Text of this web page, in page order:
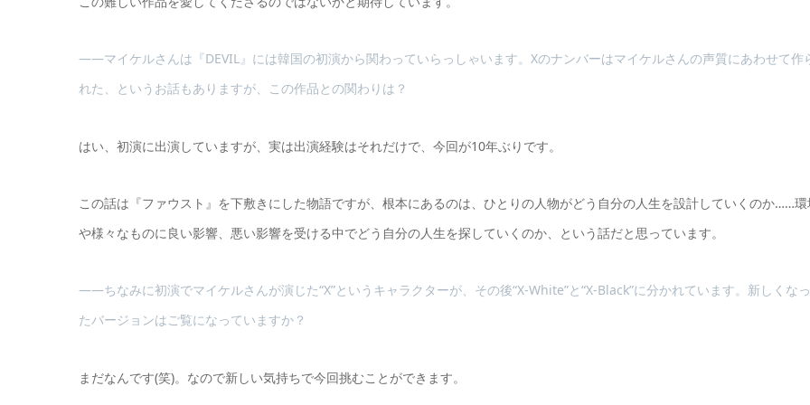
――マイケルさんは『DEVIL』には韓国の初演から関わっていらっしゃいます。Xのナンバーはマイケルさんの声質にあわせて作
れた、というお話もありますが、この作品との関わりは？
はい、初演に出演していますが、実は出演経験はそれだけで、今回が10年ぶりです。
この話は『ファウスト』を下敷きにした物語ですが、根本にあるのは、ひとりの人物がどう自分の人生を設計していくのか……
や様々なものに良い影響、悪い影響を受ける中でどう自分の人生を探していくのか、という話だと思っています。
――ちなみに初演でマイケルさんが演じた“X”というキャラクターが、その後“X-White”と“X-Black”に分かれています。新しくなっ
たバージョンはご覧になっていますか？
まだなんです(笑)。なので新しい気持ちで今回挑むことができます。